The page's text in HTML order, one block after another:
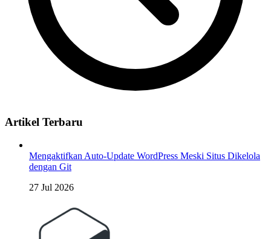
Artikel Terbaru
Mengaktifkan Auto-Update WordPress Meski Situs Dikelola
dengan Git
27 Jul 2026